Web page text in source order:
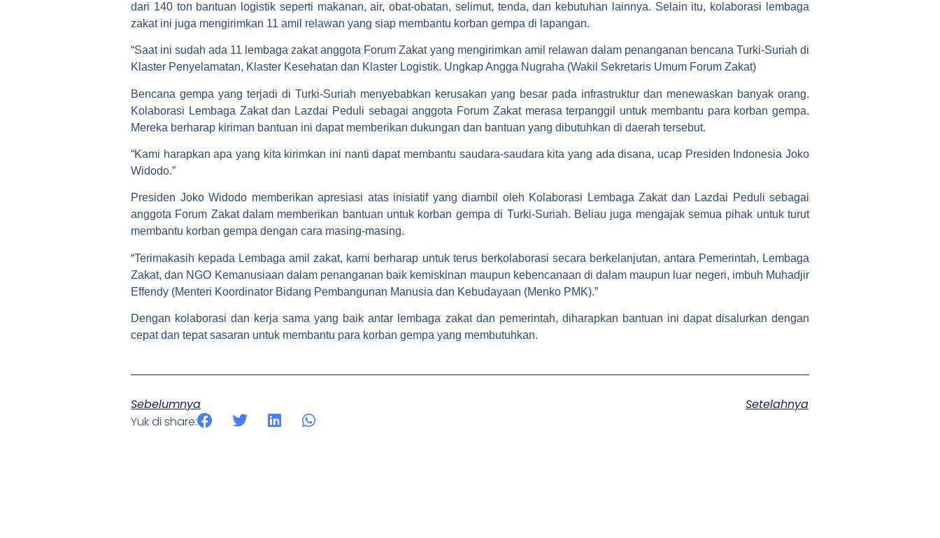
dari 140 ton bantuan logistik seperti makanan, air, obat-obatan, selimut, tenda, dan kebutuhan lainnya. Selain itu, kolaborasi lembaga
zakat ini juga mengirimkan 11 amil relawan yang siap membantu korban gempa di lapangan.
“Saat ini sudah ada 11 lembaga zakat anggota Forum Zakat yang mengirimkan amil relawan dalam penanganan bencana Turki-Suriah di
Klaster Penyelamatan, Klaster Kesehatan dan Klaster Logistik. Ungkap Angga Nugraha (Wakil Sekretaris Umum Forum Zakat)
Bencana gempa yang terjadi di Turki-Suriah menyebabkan kerusakan yang besar pada infrastruktur dan menewaskan banyak orang.
Kolaborasi Lembaga Zakat dan Lazdai Peduli sebagai anggota Forum Zakat merasa terpanggil untuk membantu para korban gempa.
Mereka berharap kiriman bantuan ini dapat memberikan dukungan dan bantuan yang dibutuhkan di daerah tersebut.
“Kami harapkan apa yang kita kirimkan ini nanti dapat membantu saudara-saudara kita yang ada disana, ucap Presiden Indonesia Joko
Widodo.”
Presiden Joko Widodo memberikan apresiasi atas inisiatif yang diambil oleh Kolaborasi Lembaga Zakat dan Lazdai Peduli sebagai
anggota Forum Zakat dalam memberikan bantuan untuk korban gempa di Turki-Suriah. Beliau juga mengajak semua pihak untuk turut
membantu korban gempa dengan cara masing-masing.
“Terimakasih kepada Lembaga amil zakat, kami berharap untuk terus berkolaborasi secara berkelanjutan, antara Pemerintah, Lembaga
Zakat, dan NGO Kemanusiaan dalam penanganan baik kemiskinan maupun kebencanaan di dalam maupun luar negeri, imbuh Muhadjir
Effendy (Menteri Koordinator Bidang Pembangunan Manusia dan Kebudayaan (Menko PMK).”
Dengan kolaborasi dan kerja sama yang baik antar lembaga zakat dan pemerintah, diharapkan bantuan ini dapat disalurkan dengan
cepat dan tepat sasaran untuk membantu para korban gempa yang membutuhkan.
Sebelumnya
Setelahnya
Yuk di share: